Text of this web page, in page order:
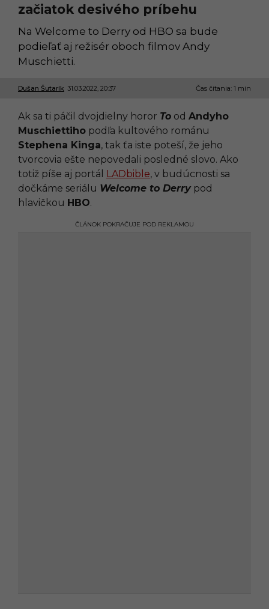
začiatok desivého príbehu
Na Welcome to Derry od HBO sa bude
podieľať aj režisér oboch filmov Andy
Muschietti.
Dušan Šutarík 31.03.2022, 20:37
3
0
3
.
0
2
2
,
2
Čas čítania: 1 min
Ak sa ti páčil dvojdielny horor To od Andyho
Muschiettiho podľa kultového románu
Stephena Kinga, tak ťa iste poteší, že jeho
tvorcovia ešte nepovedali posledné slovo. Ako
totiž píše aj portál
LADbible, v budúcnosti sa
dočkáme seriálu Welcome to Derrypod
hlavičkou HBO.
ČLÁNOK POKRAČUJE POD REKLAMOU